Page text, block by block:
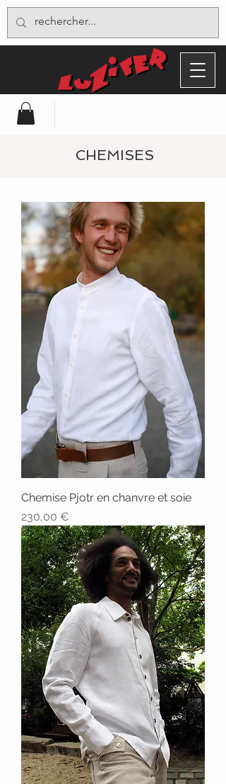
CHEMISES
Chemise Pjotr en chanvre et soie
Prix
230,00 €